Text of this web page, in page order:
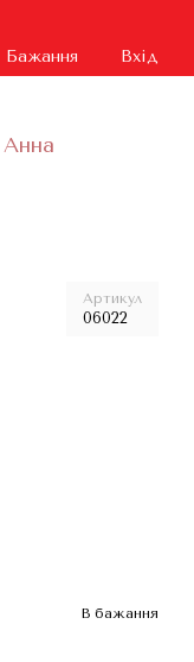
Бажання Вхід
Артикул
06022
В бажання